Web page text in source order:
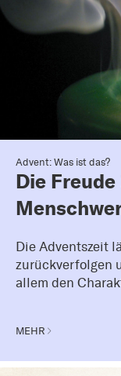
Advent: Was ist das?
Die
Die Adventszeit
zurückverfolgen
allem den
MEHR